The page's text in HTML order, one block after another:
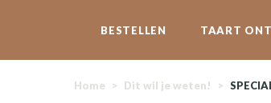
BESTELLEN TAART
Home > Dit wil je weten! >